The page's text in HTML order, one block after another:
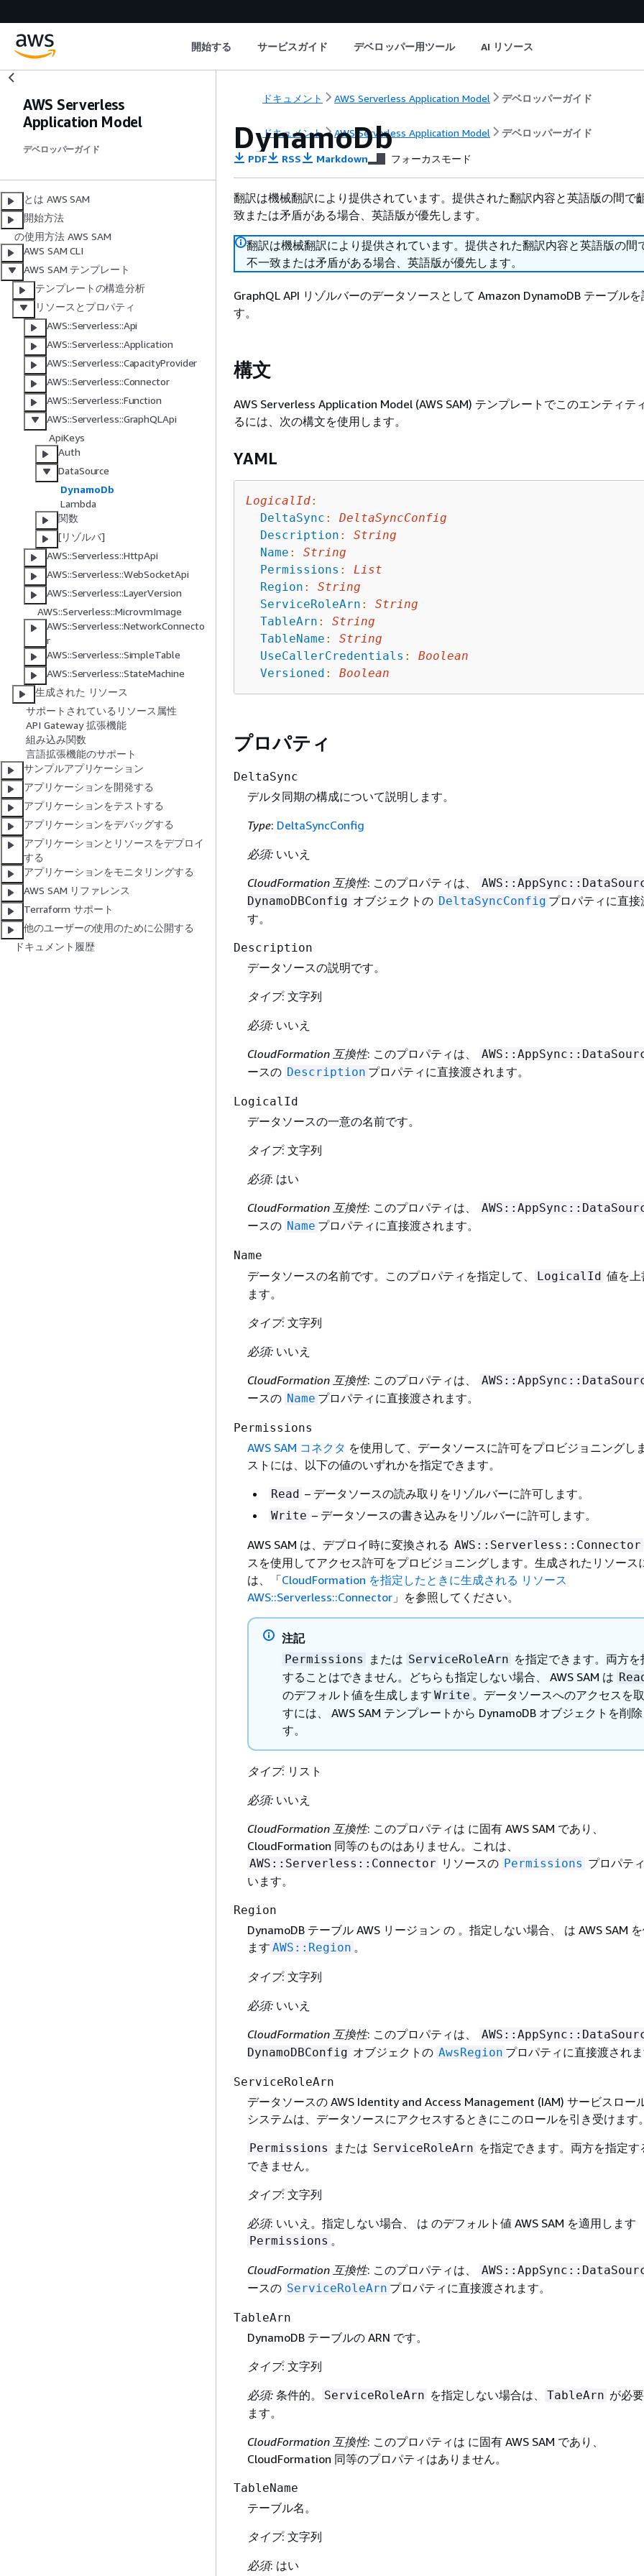
開始する サービスガイド デベロッパー用ツール AI リソース
AWS Serverless
Application Model
デベロッパーガイド
とは AWS SAM
開始方法
の使用方法 AWS SAM
AWS SAM CLI
AWS SAM テンプレート
テンプレートの構造分析
リソースとプロパティ
AWS::Serverless::Api
AWS::Serverless::Application
AWS::Serverless::CapacityProvider
AWS::Serverless::Connector
AWS::Serverless::Function
AWS::Serverless::GraphQLApi
ApiKeys
Auth
DataSource
DynamoDb
Lambda
関数
[リゾルバ]
AWS::Serverless::HttpApi
AWS::Serverless::WebSocketApi
AWS::Serverless::LayerVersion
AWS::Serverless::MicrovmImage
AWS::Serverless::NetworkConnecto
r
AWS::Serverless::SimpleTable
AWS::Serverless::StateMachine
生成された リソース
サポートされているリソース属性
API Gateway 拡張機能
組み込み関数
言語拡張機能のサポート
サンプルアプリケーション
アプリケーションを開発する
アプリケーションをテストする
アプリケーションをデバッグする
アプリケーションとリソースをデプロイ
する
アプリケーションをモニタリングする
AWS SAM リファレンス
Terraform サポート
他のユーザーの使用のために公開する
ドキュメント履歴
ドキュメント AWS Serverless Application Model デベロッパーガイド
ドキュメント AWS Serverless Application Model デベロッパーガイド
DynamoDb
PDF RSS Markdown フォーカスモード
翻訳は機械翻訳により提供されています。提供された翻訳内容と英語版の間で
致または矛盾がある場合、英語版が優先します。
翻訳は機械翻訳により提供されています。提供された翻訳内容と英語版の間
不一致または矛盾がある場合、英語版が優先します。
GraphQL API リゾルバーのデータソースとして Amazon DynamoDB テーブルを
す。
構文
AWS Serverless Application Model (AWS SAM) テンプレートでこのエンティテ
るには、次の構文を使用します。
YAML
LogicalId:
DeltaSync :
DeltaSyncConfig
Description :
String
Name :
String
Permissions :
List
Region :
String
ServiceRoleArn :
String
TableArn :
String
TableName :
String
UseCallerCredentials :
Boolean
Versioned : Boolean
プロパティ
DeltaSync
デルタ同期の構成について説明します。
Type: DeltaSyncConfig
必須:いいえ
CloudFormation 互換性: このプロパティは、
DynamoDBConfig オブジェクトの DeltaSyncConfig プロパティに直接
す。
Description
データソースの説明です。
タイプ: 文字列
必須:いいえ
CloudFormation 互換性: このプロパティは、
ースの Description プロパティに直接渡されます。
LogicalId
データソースの一意の名前です。
タイプ: 文字列
必須: はい
CloudFormation 互換性: このプロパティは、
ースの Name プロパティに直接渡されます。
Name
データソースの名前です。このプロパティを指定して、 LogicalId 値を上
ます。
タイプ: 文字列
必須:いいえ
CloudFormation 互換性: このプロパティは、
ースの Name プロパティに直接渡されます。
Permissions
AWS SAM コネクタ を使用して、データソースに許可をプロビジョニングし
ストには、以下の値のいずれかを指定できます。
Read – データソースの読み取りをリゾルバーに許可します。
Write – データソースの書き込みをリゾルバーに許可します。
AWS SAM は、デプロイ時に変換される AWS::Serverless::Connector
スを使用してアクセス許可をプロビジョニングします。生成されたリソース
は、「CloudFormation を指定したときに生成される リソース
AWS::Serverless::Connector」を参照してください。
注記
Permissions または ServiceRoleArn を指定できます。両方を
することはできません。どちらも指定しない場合、 AWS SAM は
のデフォルト値を生成します Write 。データソースへのアクセスを
すには、 AWS SAM テンプレートから DynamoDB オブジェクトを削除
す。
タイプ: リスト
必須:いいえ
CloudFormation 互換性: このプロパティは に固有 AWS SAM であり、
CloudFormation 同等のものはありません。これは、
AWS::Serverless::Connector リソースの Permissions プロパテ
います。
Region
DynamoDB テーブル AWS リージョン の 。指定しない場合、 は AWS SAM
ます AWS::Region 。
タイプ: 文字列
必須:いいえ
CloudFormation 互換性: このプロパティは、
DynamoDBConfig オブジェクトの AwsRegion プロパティに直接渡されま
ServiceRoleArn
データソースの AWS Identity and Access Management (IAM) サービスロール
システムは、データソースにアクセスするときにこのロールを引き受けます。
Permissions または ServiceRoleArn を指定できます。両方を指定す
できません。
タイプ: 文字列
必須: いいえ。指定しない場合、 は のデフォルト値 AWS SAM を適用します
Permissions 。
CloudFormation 互換性: このプロパティは、
ースの ServiceRoleArn プロパティに直接渡されます。
TableArn
DynamoDB テーブルの ARN です。
タイプ: 文字列
必須:条件的。 ServiceRoleArn を指定しない場合は、 TableArn が必
ます。
CloudFormation 互換性: このプロパティは に固有 AWS SAM であり、
CloudFormation 同等のプロパティはありません。
TableName
テーブル名。
タイプ: 文字列
必須: はい